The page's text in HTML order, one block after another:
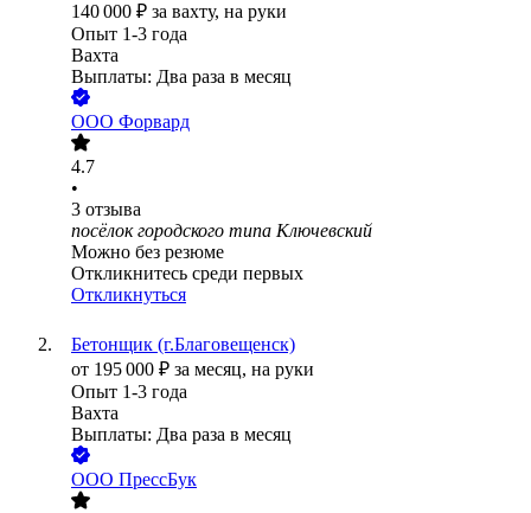
140 000 ₽ за вахту, на руки
Опыт 1-3 года
Вахта
Выплаты: Два раза в месяц
ООО Форвард
4.7
•
3 отзыва
посёлок городского типа Ключевский
Можно без резюме
Откликнитесь среди первых
Откликнуться
Бетонщик (г.Благовещенск)
от 195 000 ₽ за месяц, на руки
Опыт 1-3 года
Вахта
Выплаты: Два раза в месяц
ООО ПрессБук